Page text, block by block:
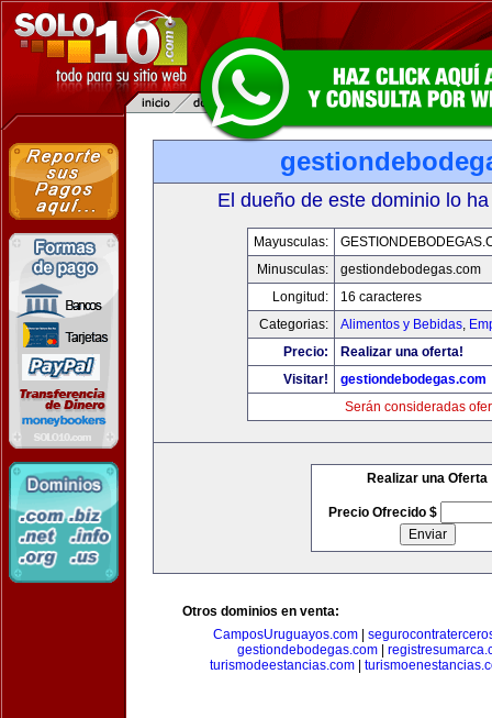
El dueño de este dominio lo
Mayusculas:
Minusculas:
gestiondebodegas.com
Longitud:
16 caracteres
Categorias:
Alimentos y Bebidas,
Precio:
Realizar una oferta!
Visitar!
gestiondebodegas.com
Serán consideradas
Realizar una Oferta
Precio Ofrecido $
Otros dominios en venta:
CamposUruguayos.com|
gestiondebodegas.com|
turismodeestancias.com